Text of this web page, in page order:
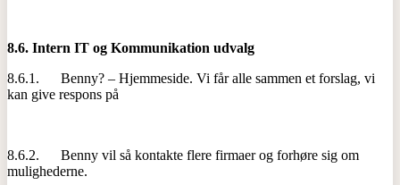
8.6. Intern IT og Kommunikation udvalg
8.6.1. Benny? – Hjemmeside. Vi får alle sammen et forslag, vi
kan give respons på
8.6.2. Benny vil så kontakte flere firmaer og forhøre sig om
mulighederne.